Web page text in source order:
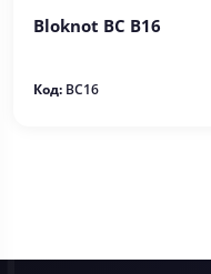
Bloknot BC B16
Код: BC16